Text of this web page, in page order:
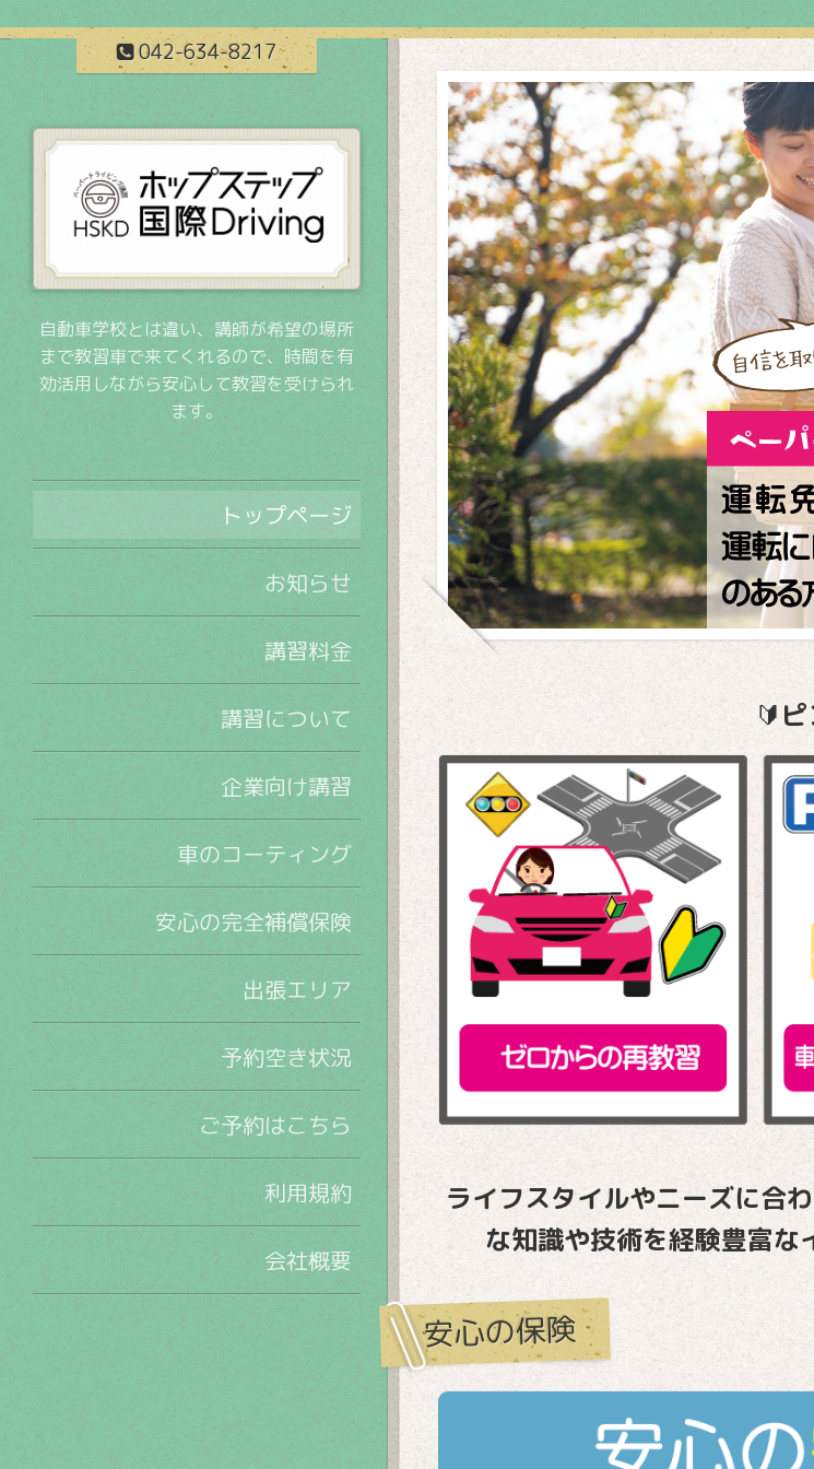
042-634-8217
🔰
ライフスタイルやニーズに合
な知識や技術を経験豊富な
安心の保険
自動車学校とは違い、講師が希望の場所
まで教習車で来てくれるので、時間を有
効活用しながら安心して教習を受けられ
ます。
トップページ
お知らせ
講習料金
講習について
企業向け講習
車のコーティング
安心の完全補償保険
出張エリア
予約空き状況
ご予約はこちら
利用規約
会社概要